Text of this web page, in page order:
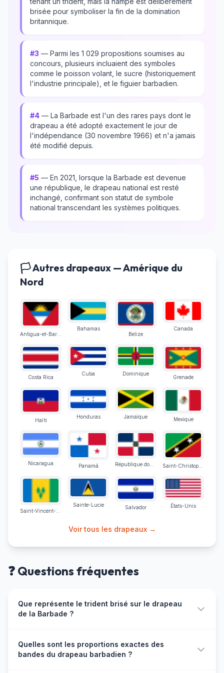
brisée pour symboliser la fin de la domination
britannique.
#3 — Parmi les 1 029 propositions soumises au
concours, plusieurs incluaient des symboles
comme le poisson volant, le sucre (historiquement
l'industrie principale), et le figuier barbadien.
#4 — La Barbade est l'un des rares pays dont le
drapeau a été adopté exactement le jour de
l'indépendance (30 novembre 1966) et n'a jamais
été modifié depuis.
#5 — En 2021, lorsque la Barbade est devenue
une république, le drapeau national est resté
inchangé, confirmant son statut de symbole
national transcendant les systèmes politiques.
🏳️ Autres drapeaux — Amérique du
Nord
Bahamas
Belize
Canada
Costa Rica
Cuba Dominique
Grenade
Haïti
Honduras Jamaïque Mexique
Nicaragua Panamá
Sainte-Lucie Salvador États-Unis
Voir tous les drapeaux →
❓ Questions fréquentes
Que représente le trident brisé sur le drapeau
de la Barbade ?
symbole de Neptune, dieu romain de la mer,
représentant l'héritage maritime de l'île. Sa particularité
Quelles sont les proportions exactes des
bandes du drapeau barbadien ?